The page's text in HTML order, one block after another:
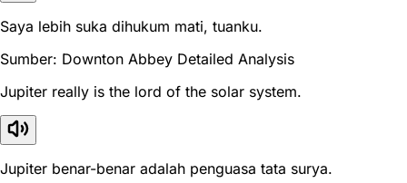
Saya lebih suka dihukum mati, tuanku.
Sumber: Downton Abbey Detailed Analysis
Jupiter really is the lord of the solar system.
Jupiter benar-benar adalah penguasa tata surya.